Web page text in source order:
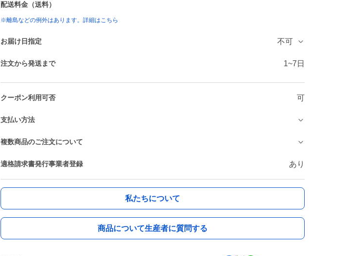
配送料金（送料）
※離島などの例外はあります。詳細はこちら
お届け日指定 不可
注文から発送まで 1~7日
クーポン利用可否 可
支払い方法
複数商品のご注文について
適格請求書発行事業者登録 あり
私たちについて
商品について生産者に質問する